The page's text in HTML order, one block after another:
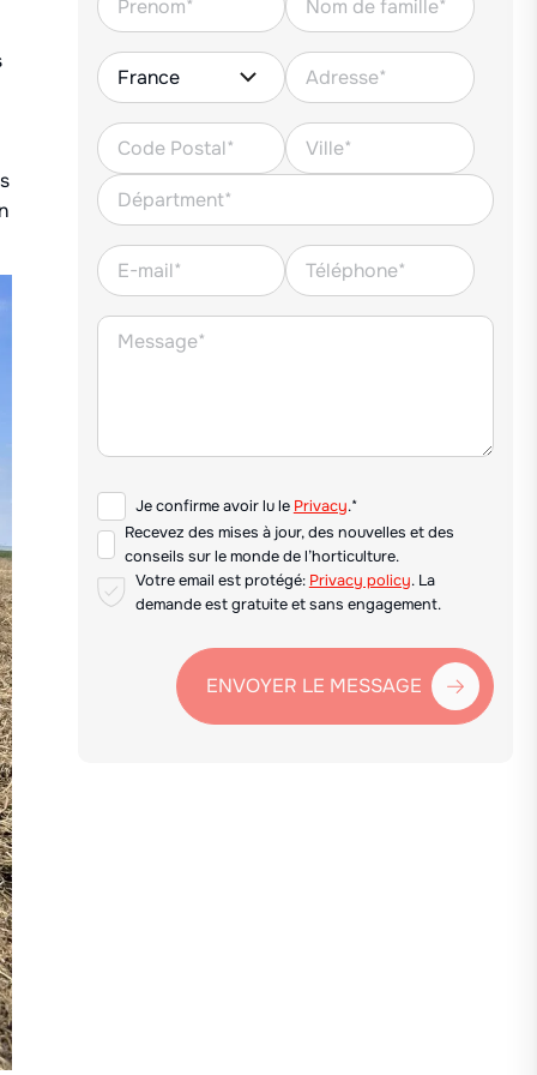
Je confirme avoir lu le Privacy.*
Recevez des mises à jour, des nouvelles et des
conseils sur le monde de l’horticulture.
Votre email est protégé: Privacy policy. La
demande est gratuite et sans engagement.
ENVOYER LE MESSAGE